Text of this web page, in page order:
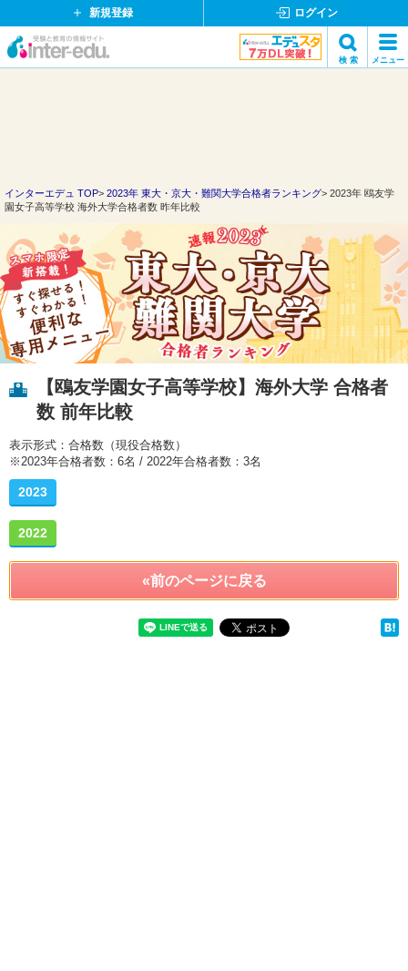
新規登録 ログイン
イ
ド
ッ
ト
コ
ム
検 索 メニュー
インターエデュ TOP 2023年 東大・京大・難関大学合格者ランキング
2023年 鴎友学
園女子高等学校 海外大学合格者数 昨年比較
【鴎友学園女子高等学校】海外大学 合格者
数 前年比較
表示形式：合格数（現役合格数）
※2023年合格者数：6名 / 2022年合格者数：3名
2023
2022
«前のページに戻る